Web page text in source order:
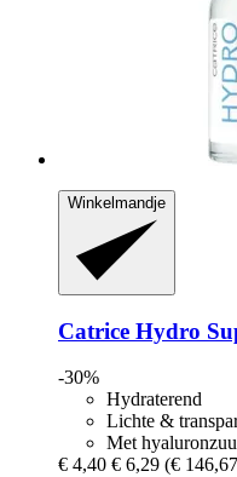
Winkelmandje
Catrice Hydro
-30%
Hydraterend
Lichte &
Met
€ 4,40 € 6,29 (€